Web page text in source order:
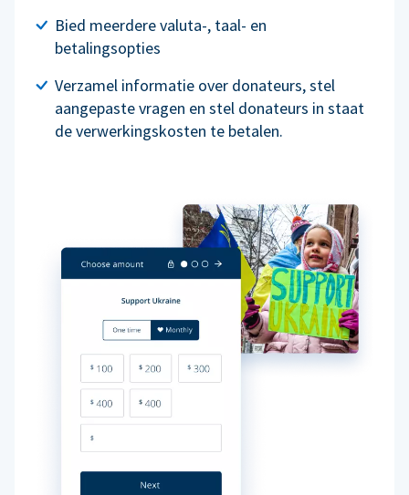
Bied meerdere valuta-, taal- en
betalingsopties
Verzamel informatie over donateurs, stel
aangepaste vragen en stel donateurs in staat
de verwerkingskosten te betalen.